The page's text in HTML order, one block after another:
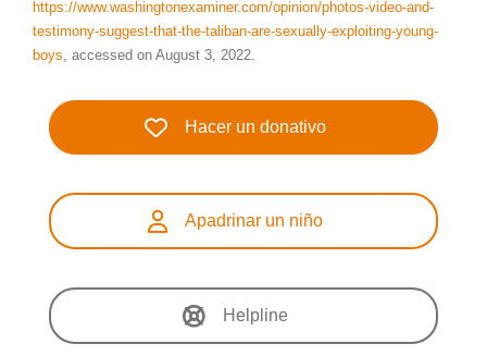
https://www.washingtonexaminer.com/opinion/photos-video-and-
testimony-suggest-that-the-taliban-are-sexually-exploiting-young-
boys, accessed on August 3, 2022.
Hacer un donativo
Apadrinar un niño
Helpline